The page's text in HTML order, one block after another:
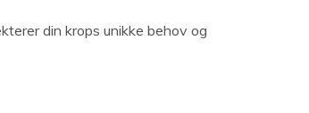
din krops unikke behov og